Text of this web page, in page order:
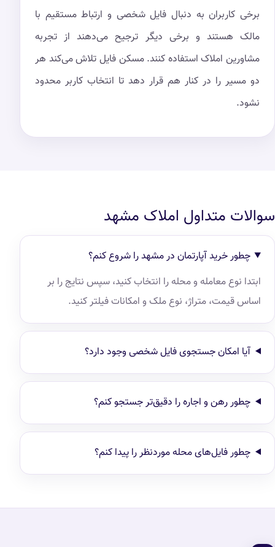
برخی کاربران به دنبال فایل شخصی و ارتباط مستقیم با
مالک هستند و برخی دیگر ترجیح می‌دهند از تجربه
مشاورین املاک استفاده کنند. مسکن فایل تلاش می‌کند هر
دو مسیر را در کنار هم قرار دهد تا انتخاب کاربر محدود
نشود.
سوالات متداول املاک مشهد
چطور خرید آپارتمان در مشهد را شروع کنم؟
ابتدا نوع معامله و محله را انتخاب کنید، سپس نتایج را بر
اساس قیمت، متراژ، نوع ملک و امکانات فیلتر کنید.
آیا امکان جستجوی فایل شخصی وجود دارد؟
چطور رهن و اجاره را دقیق‌تر جستجو کنم؟
چطور فایل‌های محله موردنظر را پیدا کنم؟